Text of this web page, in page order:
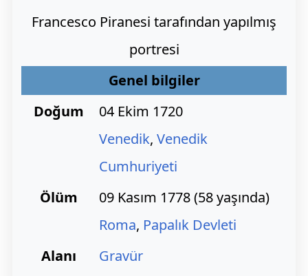
Francesco Piranesi tarafından yapılmış
portresi
Genel bilgiler
Doğum
04 Ekim 1720
Venedik, Venedik
Cumhuriyeti
Ölüm
09 Kasım 1778 (58 yaşında)
Roma, Papalık Devleti
Alanı
Gravür